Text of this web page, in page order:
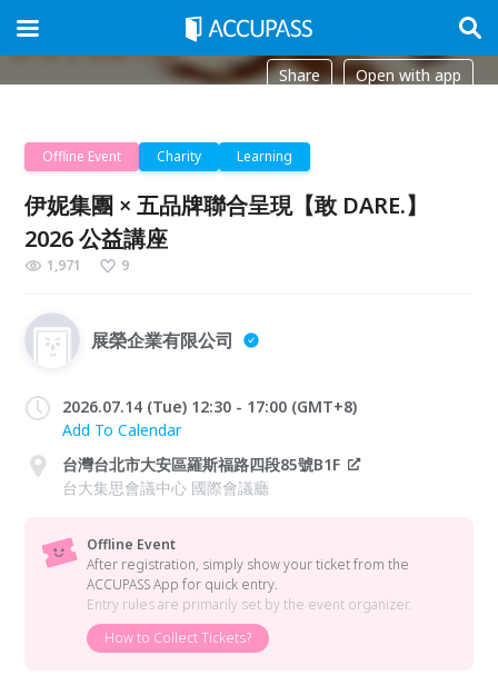
Share Open with app
Offline Event Charity Learning
伊妮集團 × 五品牌聯合呈現【敢 DARE.】
2026 公益講座
1,971 9
展榮企業有限公司
2026.07.14 (Tue) 12:30 - 17:00 (GMT+8)
Add To Calendar
台灣台北市大安區羅斯福路四段85號B1F
台大集思會議中心 國際會議廳
Offline Event
After registration, simply show your ticket from the
ACCUPASS App for quick entry.
Entry rules are primarily set by the event organizer.
How to Collect Tickets?